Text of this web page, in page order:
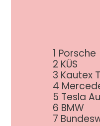
1 Porsche
2 KÜS
3 Kautex
4
5 Tesla
6 BMW
7